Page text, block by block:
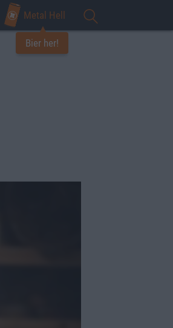
Metal Hell
Bier her!